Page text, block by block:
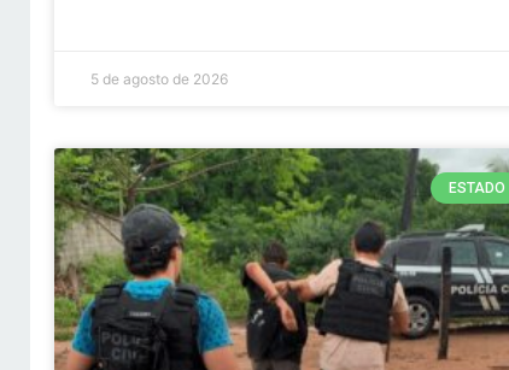
5 de agosto de 2026
ESTADO